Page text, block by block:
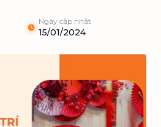
Ngày cập nhật
15/01/2024